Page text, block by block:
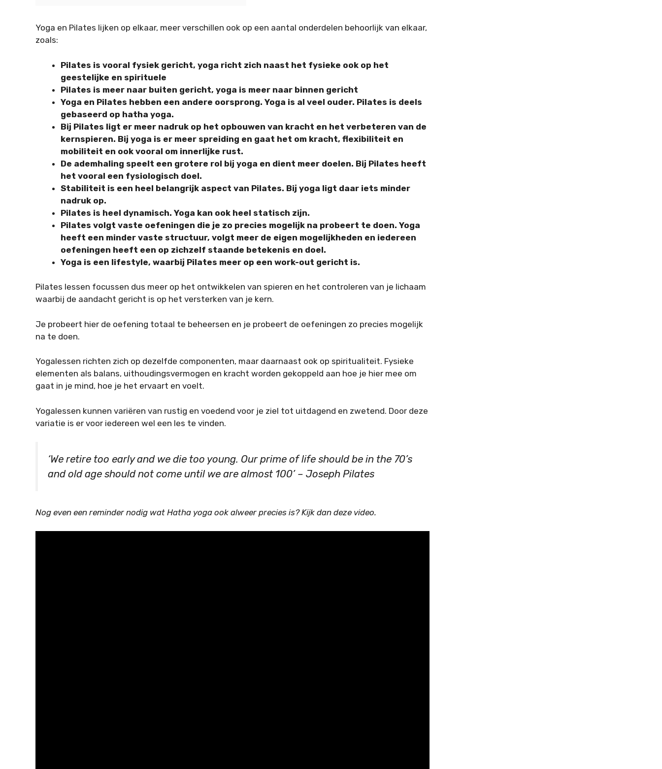
Yoga en Pilates lijken op elkaar, meer verschillen ook op een aantal onderdelen behoorlijk van elkaar,
zoals:
Pilates is vooral fysiek gericht, yoga richt zich naast het fysieke ook op het
geestelijke en spirituele
Pilates is meer naar buiten gericht, yoga is meer naar binnen gericht
Yoga en Pilates hebben een andere oorsprong. Yoga is al veel ouder. Pilates is deels
gebaseerd op hatha yoga.
Bij Pilates ligt er meer nadruk op het opbouwen van kracht en het verbeteren van de
kernspieren. Bij yoga is er meer spreiding en gaat het om kracht, flexibiliteit en
mobiliteit en ook vooral om innerlijke rust.
De ademhaling speelt een grotere rol bij yoga en dient meer doelen. Bij Pilates heeft
het vooral een fysiologisch doel.
Stabiliteit is een heel belangrijk aspect van Pilates. Bij yoga ligt daar iets minder
nadruk op.
Pilates is heel dynamisch. Yoga kan ook heel statisch zijn.
Pilates volgt vaste oefeningen die je zo precies mogelijk na probeert te doen. Yoga
heeft een minder vaste structuur, volgt meer de eigen mogelijkheden en iedereen
oefeningen heeft een op zichzelf staande betekenis en doel.
Yoga is een lifestyle, waarbij Pilates meer op een work-out gericht is.
Pilates lessen focussen dus meer op het ontwikkelen van spieren en het controleren van je lichaam
waarbij de aandacht gericht is op het versterken van je kern.
Je probeert hier de oefening totaal te beheersen en je probeert de oefeningen zo precies mogelijk
na te doen.
Yogalessen richten zich op dezelfde componenten, maar daarnaast ook op spiritualiteit. Fysieke
elementen als balans, uithoudingsvermogen en kracht worden gekoppeld aan hoe je hier mee om
gaat in je mind, hoe je het ervaart en voelt.
Yogalessen kunnen variëren van rustig en voedend voor je ziel tot uitdagend en zwetend. Door deze
variatie is er voor iedereen wel een les te vinden.
‘We retire too early and we die too young. Our prime of life should be in the 70’s
and old age should not come until we are almost 100’ – Joseph Pilates
Nog even een reminder nodig wat Hatha yoga ook alweer precies is? Kijk dan deze video.